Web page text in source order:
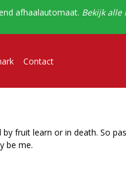
afhaalautomaat. Bekijk
Contact
fruit learn or in death. So
be me.